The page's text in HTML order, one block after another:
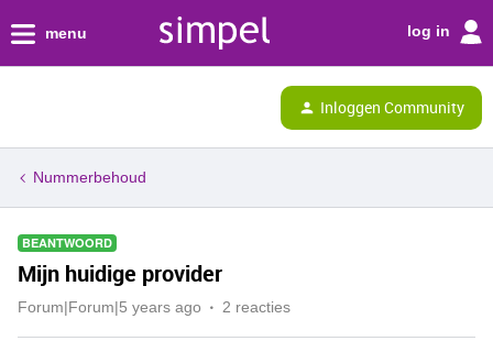
menu log in
Inloggen Community
Nummerbehoud
BEANTWOORD
Mijn huidige provider
Forum|Forum|5 years ago 2 reacties